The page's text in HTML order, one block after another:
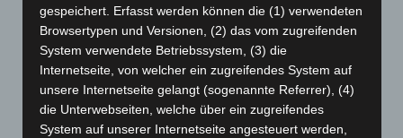
Januar 2024(111)
Dezember 2023
(130)
November 2023(130)
Oktober 2023(114)
September 2023
(133)
gespeichert. Erfasst werden können die (1) verwendeten
Browsertypen und Versionen, (2) das vom zugreifenden
System verwendete Betriebssystem, (3) die
Internetseite, von welcher ein zugreifendes System auf
unsere Internetseite gelangt (sogenannte Referrer), (4)
die Unterwebseiten, welche über ein zugreifendes
System auf unserer Internetseite angesteuert werden,